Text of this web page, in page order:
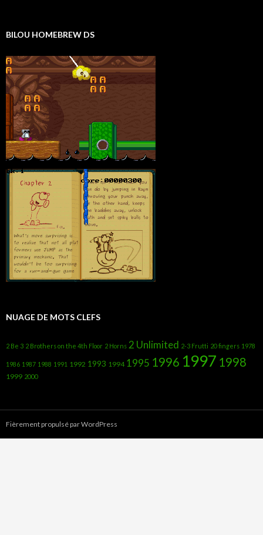
BILOU HOMEBREW DS
NUAGE DE MOTS CLEFS
2 Be 3 2 Brothers on the 4th Floor 2 Horns 2 Unlimited 2-3 Frutti 20 fingers 1978
1986 1987 1988 1991 1992 1993 1994 1995 1996 1997 1998
1999 2000
Fièrement propulsé par WordPress